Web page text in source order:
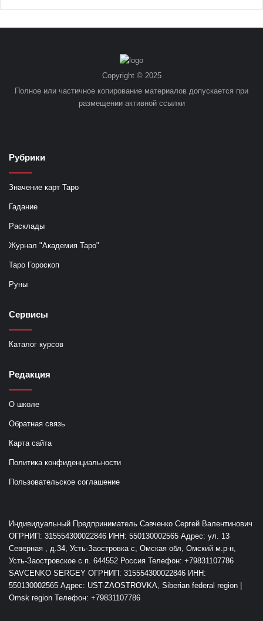
Copyright © 2025
Полное или частичное копирование материалов допускается при
размещении активной ссылки
Рубрики
Значение карт Таро
Гадание
Расклады
Журнал "Академия Таро"
Таро Гороскоп
Руны
Сервисы
Каталог курсов
Редакция
О школе
Обратная связь
Карта сайта
Политика конфиденциальности
Пользовательское соглашение
Индивидуальный Предприниматель Савченко Сергей Валентинович
ОГРНИП: 315554300022846 ИНН: 550130002565 Адрес: ул. 13
Северная , д.34, Усть-Заостровка с, Омская обл, Омский м.р-н,
Усть-Заостровское с.п. 644552 Россия Телефон: +79831107786
SAVCENKO SERGEY ОГРНИП: 315554300022846 ИНН:
550130002565 Адрес: UST-ZAOSTROVKA, Siberian federal region |
Omsk region Телефон: +79831107786